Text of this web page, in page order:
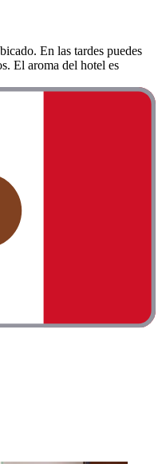
En las tardes puedes
El aroma del hotel es